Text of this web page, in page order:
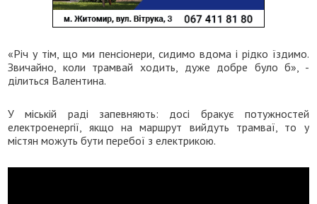
«Річ у тім, що ми пенсіонери, сидимо вдома і рідко їздимо.
Звичайно, коли трамвай ходить, дуже добре було б», -
ділиться Валентина.
У міській раді запевняють: досі бракує потужностей
електроенергії, якщо на маршрут вийдуть трамваї, то у
містян можуть бути перебої з електрикою.